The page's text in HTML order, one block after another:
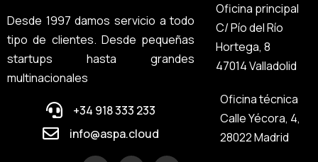
Desde 1997 damos servicio a todo
tipo de clientes. Desde pequeñas
startups hasta grandes
multinacionales
+34 918 333 233
info@aspa.cloud
Oficina principal
C/ Pío del Río
Hortega, 8
47014 Valladolid
Oficina técnica
Calle Yécora, 4,
28022 Madrid